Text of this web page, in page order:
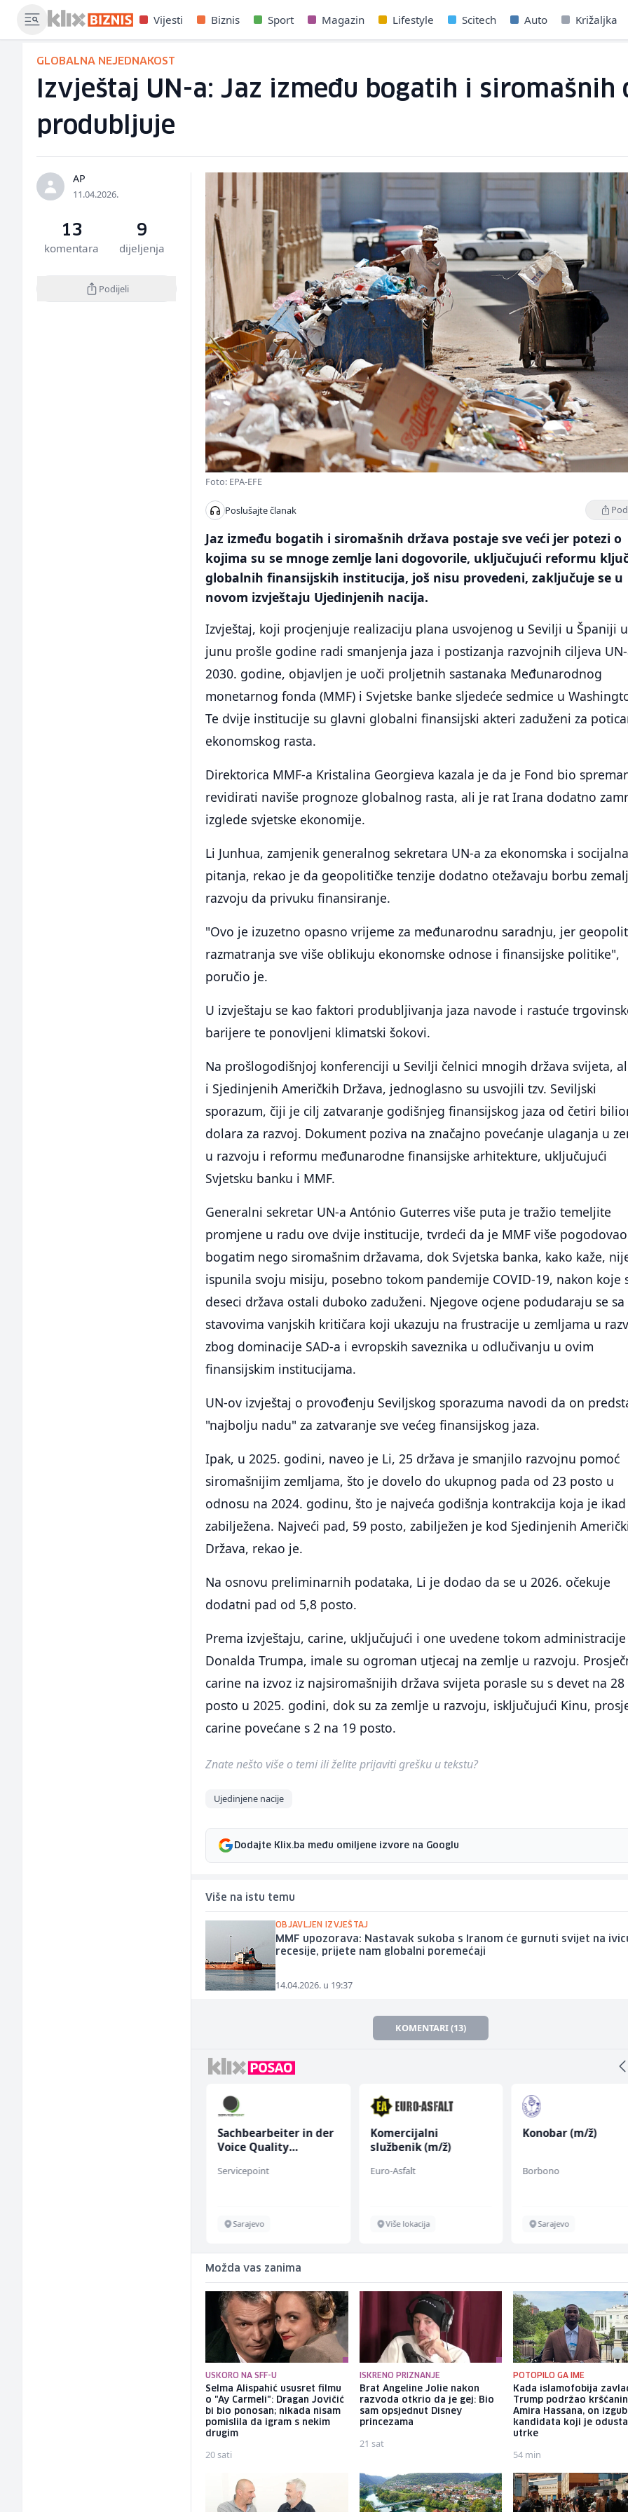
Vijesti Biznis Sport Magazin Lifestyle Scitech Auto Križaljka
GLOBALNA NEJEDNAKOST
Izvještaj UN-a: Jaz između bogatih i siromašnih
produbljuje
AP
11.04.2026.
13
komentara
9
dijeljenja
Podijeli
Foto: EPA-EFE
Poslušajte članak
Jaz između bogatih i siromašnih država postaje sve veći jer potezi o
kojima su se mnoge zemlje lani dogovorile, uključujući reformu
globalnih finansijskih institucija, još nisu provedeni, zaključuje se u
novom izvještaju Ujedinjenih nacija.
Izvještaj, koji procjenjuje realizaciju plana usvojenog u Sevilji u Španiji u
junu prošle godine radi smanjenja jaza i postizanja razvojnih ciljeva
2030. godine, objavljen je uoči proljetnih sastanaka Međunarodnog
monetarnog fonda (MMF) i Svjetske banke sljedeće sedmice u
Te dvije institucije su glavni globalni finansijski akteri zaduženi za
ekonomskog rasta.
Direktorica MMF-a Kristalina Georgieva kazala je da je Fond bio
revidirati naviše prognoze globalnog rasta, ali je rat Irana dodatno
izglede svjetske ekonomije.
Li Junhua, zamjenik generalnog sekretara UN-a za ekonomska i socijalna
pitanja, rekao je da geopolitičke tenzije dodatno otežavaju borbu
razvoju da privuku finansiranje.
"Ovo je izuzetno opasno vrijeme za međunarodnu saradnju, jer
razmatranja sve više oblikuju ekonomske odnose i finansijske politike",
poručio je.
U izvještaju se kao faktori produbljivanja jaza navode i rastuće
barijere te ponovljeni klimatski šokovi.
Na prošlogodišnjoj konferenciji u Sevilji čelnici mnogih država svijeta,
i Sjedinjenih Američkih Država, jednoglasno su usvojili tzv. Seviljski
sporazum, čiji je cilj zatvaranje godišnjeg finansijskog jaza od četiri
dolara za razvoj. Dokument poziva na značajno povećanje ulaganja u
u razvoju i reformu međunarodne finansijske arhitekture, uključujući
Svjetsku banku i MMF.
Generalni sekretar UN-a António Guterres više puta je tražio temeljite
promjene u radu ove dvije institucije, tvrdeći da je MMF više pogodovao
bogatim nego siromašnim državama, dok Svjetska banka, kako kaže,
ispunila svoju misiju, posebno tokom pandemije COVID-19, nakon koje
deseci država ostali duboko zaduženi. Njegove ocjene podudaraju se sa
stavovima vanjskih kritičara koji ukazuju na frustracije u zemljama u
zbog dominacije SAD-a i evropskih saveznika u odlučivanju u ovim
finansijskim institucijama.
UN-ov izvještaj o provođenju Seviljskog sporazuma navodi da on
"najbolju nadu" za zatvaranje sve većeg finansijskog jaza.
Ipak, u 2025. godini, naveo je Li, 25 država je smanjilo razvojnu pomoć
siromašnijim zemljama, što je dovelo do ukupnog pada od 23 posto u
odnosu na 2024. godinu, što je najveća godišnja kontrakcija koja je ikad
zabilježena. Najveći pad, 59 posto, zabilježen je kod Sjedinjenih
Država, rekao je.
Na osnovu preliminarnih podataka, Li je dodao da se u 2026. očekuje
dodatni pad od 5,8 posto.
Prema izvještaju, carine, uključujući i one uvedene tokom administracije
Donalda Trumpa, imale su ogroman utjecaj na zemlje u razvoju.
carine na izvoz iz najsiromašnijih država svijeta porasle su s devet na 28
posto u 2025. godini, dok su za zemlje u razvoju, isključujući Kinu,
carine povećane s 2 na 19 posto.
Znate nešto više o temi ili želite prijaviti grešku u tekstu?
Ujedinjene nacije
Dodajte Klix.ba među omiljene izvore na Googlu
Više na istu temu
OBJAVLJEN IZVJEŠTAJ
MMF upozorava: Nastavak sukoba s Iranom će gurnuti svijet na
recesije, prijete nam globalni poremećaji
14.04.2026. u 19:37
KOMENTARI (13)
Sachbearbeiter in der
Voice Quality
Servicepoint
Sarajevo
Komercijalni
službenik (m/ž)
Euro-Asfalt
Više lokacija
Konobar (m/ž)
Borbono
Sarajevo
Možda vas zanima
USKORO NA SFF-U
Selma Alispahić ususret filmu
o "Ay Carmeli": Dragan Jovičić
bi bio ponosan; nikada nisam
pomislila da igram s nekim
drugim
20 sati
ISKRENO PRIZNANJE
Brat Angeline Jolie nakon
razvoda otkrio da je gej: Bio
sam opsjednut Disney
princezama
21 sat
POTOPILO GA IME
Kada islamofobija
Trump podržao
Amira Hassana, on
kandidata koji je
utrke
54 min